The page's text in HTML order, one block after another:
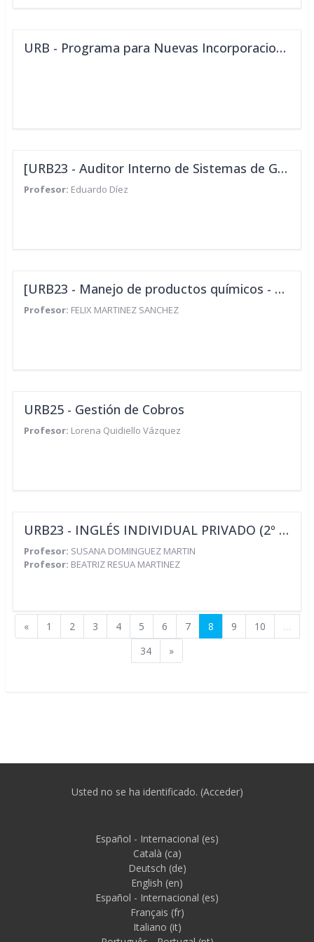
URB - Programa para Nuevas Incorporaciones
[URB23 - Auditor Interno de Sistemas de Gestión de la Energía (SGEn) según ISO 50001:2018]
Profesor: Eduardo Díez
[URB23 - Manejo de productos químicos - Aula Virtual]
Profesor: FELIX MARTINEZ SANCHEZ
URB25 - Gestión de Cobros
Profesor: Lorena Quidiello Vázquez
URB23 - INGLÉS INDIVIDUAL PRIVADO (2º Semestre)
Profesor: SUSANA DOMINGUEZ MARTIN
Profesor: BEATRIZ RESUA MARTINEZ
«Página anterior
1 Página 1
2Página 2
3Página 3
4Página 4
5Página 5
6Página 6
7Página 7
8Página 8
9Página 9
10Página 10
…
34Página 34
»Siguiente página
Usted no se ha identificado. (Acceder)
Español - Internacional ‎(es)‎
Català ‎(ca)‎
Deutsch ‎(de)‎
English ‎(en)‎
Español - Internacional ‎(es)‎
Français ‎(fr)‎
Italiano ‎(it)‎